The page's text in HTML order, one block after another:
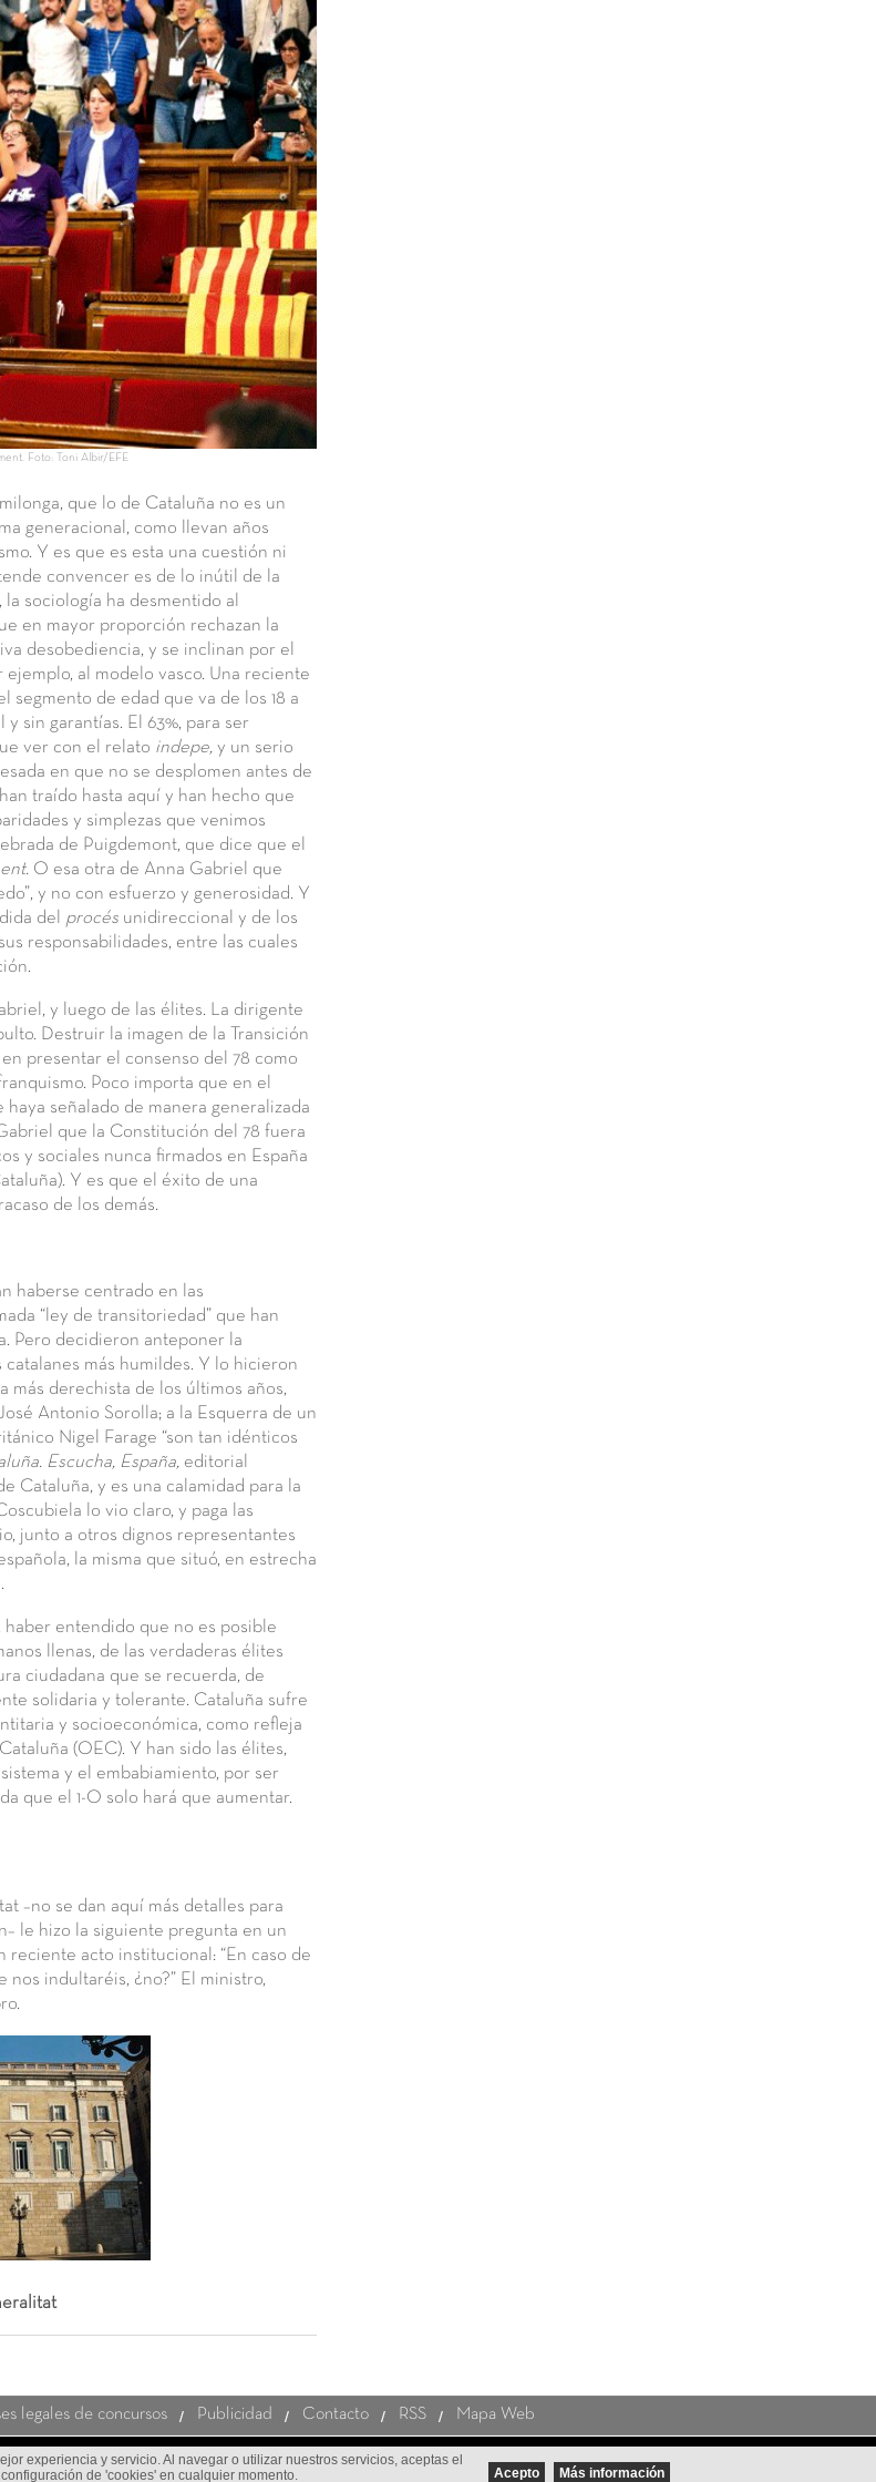
experiencia y servicio. Al navegar o utilizar nuestros servicios, aceptas el
de 'cookies' en cualquier momento.
Acepto Más información
Foto: Toni Albir/EFE
que lo de Cataluña no es un
generacional, como llevan años
Y es que es esta una cuestión ni
convencer es de lo inútil de la
sociología ha desmentido al
en mayor proporción rechazan la
desobediencia, y se inclinan por el
al modelo vasco. Una reciente
segmento de edad que va de los 18 a
sin garantías. El 63%, para ser
ver con el relato indepe,y un serio
en que no se desplomen antes de
traído hasta aquí y han hecho que
y simplezas que venimos
de Puigdemont, que dice que el
O esa otra de Anna Gabriel que
y no con esfuerzo y generosidad. Y
del
procésunidireccional y de los
responsabilidades, entre las cuales
y luego de las élites. La dirigente
Destruir la imagen de la Transición
presentar el consenso del 78 como
Poco importa que en el
señalado de manera generalizada
que la Constitución del 78 fuera
y sociales nunca firmados en España
Y es que el éxito de una
de los demás.
haberse centrado en las
“ley de transitoriedad” que han
Pero decidieron anteponer la
más humildes. Y lo hicieron
más derechista de los últimos años,
Antonio Sorolla; a la Esquerra de un
Nigel Farage “son tan idénticos
Escucha, España,editorial
Cataluña, y es una calamidad para la
lo vio claro, y paga las
junto a otros dignos representantes
la misma que situó, en estrecha
entendido que no es posible
llenas, de las verdaderas élites
ciudadana que se recuerda, de
solidaria y tolerante. Cataluña sufre
y socioeconómica, como refleja
(OEC). Y han sido las élites,
y el embabiamiento, por ser
que el 1-O solo hará que aumentar.
–no se dan aquí más detalles para
le hizo la siguiente pregunta en un
acto institucional: “En caso de
indultaréis, ¿no?” El ministro,
legales de concursos Publicidad Contacto RSS Mapa Web